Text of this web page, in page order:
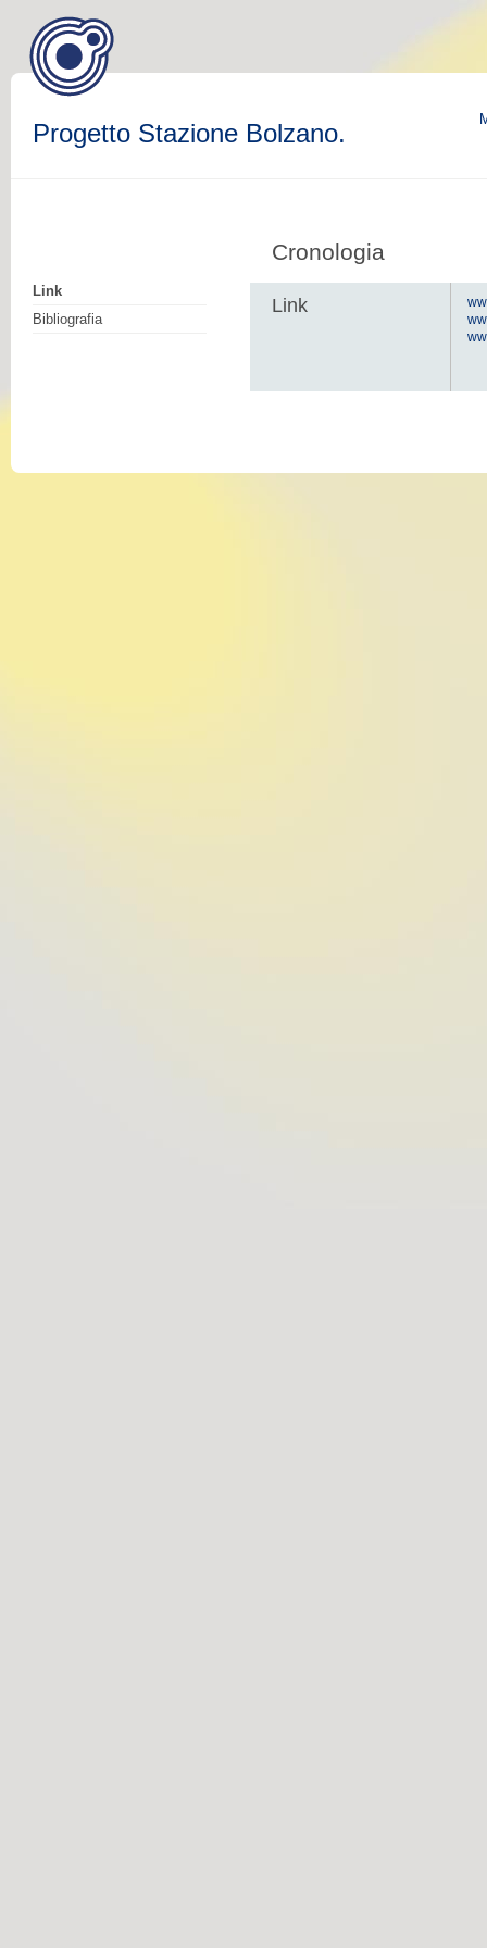
Progetto Stazione Bolzano.
Link
Bibliografia
Cronologia
Link